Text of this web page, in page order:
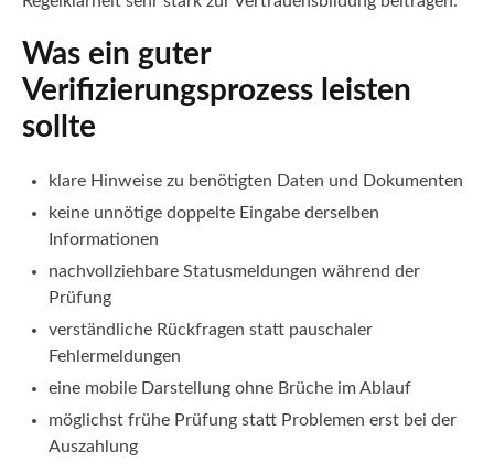
Was ein guter
Verifizierungsprozess leisten
sollte
klare Hinweise zu benötigten Daten und Dokumenten
keine unnötige doppelte Eingabe derselben
Informationen
nachvollziehbare Statusmeldungen während der
Prüfung
verständliche Rückfragen statt pauschaler
Fehlermeldungen
eine mobile Darstellung ohne Brüche im Ablauf
möglichst frühe Prüfung statt Problemen erst bei der
Auszahlung